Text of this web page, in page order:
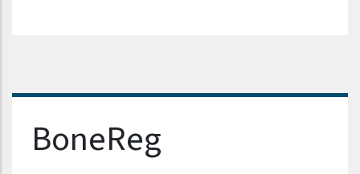
Nazwa firmy
BoneReg